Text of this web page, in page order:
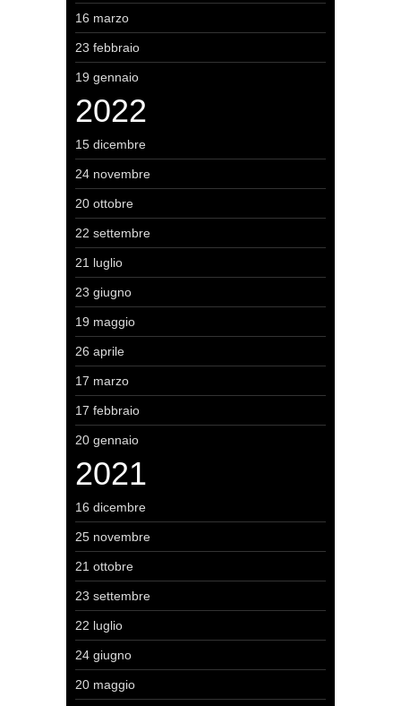
16 marzo
23 febbraio
19 gennaio
2022
15 dicembre
24 novembre
20 ottobre
22 settembre
21 luglio
23 giugno
19 maggio
26 aprile
17 marzo
17 febbraio
20 gennaio
2021
16 dicembre
25 novembre
21 ottobre
23 settembre
22 luglio
24 giugno
20 maggio